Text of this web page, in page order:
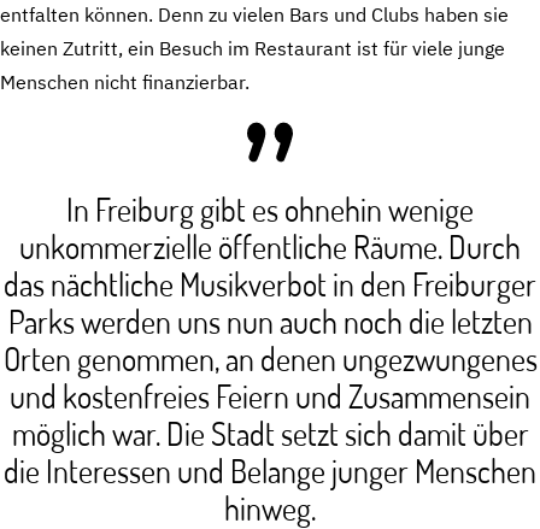
entfalten können. Denn zu vielen Bars und Clubs haben sie
keinen Zutritt, ein Besuch im Restaurant ist für viele junge
Menschen nicht finanzierbar.
In Freiburg gibt es ohnehin wenige
unkommerzielle öffentliche Räume. Durch
das nächtliche Musikverbot in den Freiburger
Parks werden uns nun auch noch die letzten
Orten genommen, an denen ungezwungenes
und kostenfreies Feiern und Zusammensein
möglich war. Die Stadt setzt sich damit über
die Interessen und Belange junger Menschen
hinweg.